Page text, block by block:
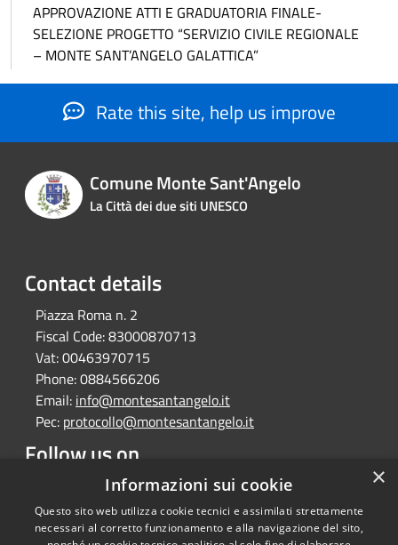
APPROVAZIONE ATTI E GRADUATORIA FINALE-
SELEZIONE PROGETTO “SERVIZIO CIVILE REGIONALE
– MONTE SANT’ANGELO GALATTICA”
Rate this site, help us improve
Comune Monte Sant'Angelo
La Città dei due siti UNESCO
Contact details
Piazza Roma n. 2
Fiscal Code:83000870713
Vat:00463970715
Phone:0884566206
Email: info@montesantangelo.it
Pec: protocollo@montesantangelo.it
Follow us on
FacebookYoutubeInstagramTelegramWhatsapp ×
Informazioni sui cookie
Questo sito web utilizza cookie tecnici e assimilati strettamente
necessari al corretto funzionamento e alla navigazione del sito,